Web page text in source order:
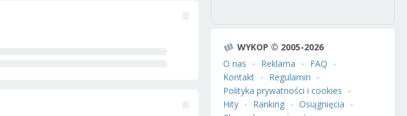
WYKOP © 2005-2026
O nas
Reklama
FAQ
Kontakt
Regulamin
Polityka prywatności i cookies
Hity
Ranking
Osiągnięcia